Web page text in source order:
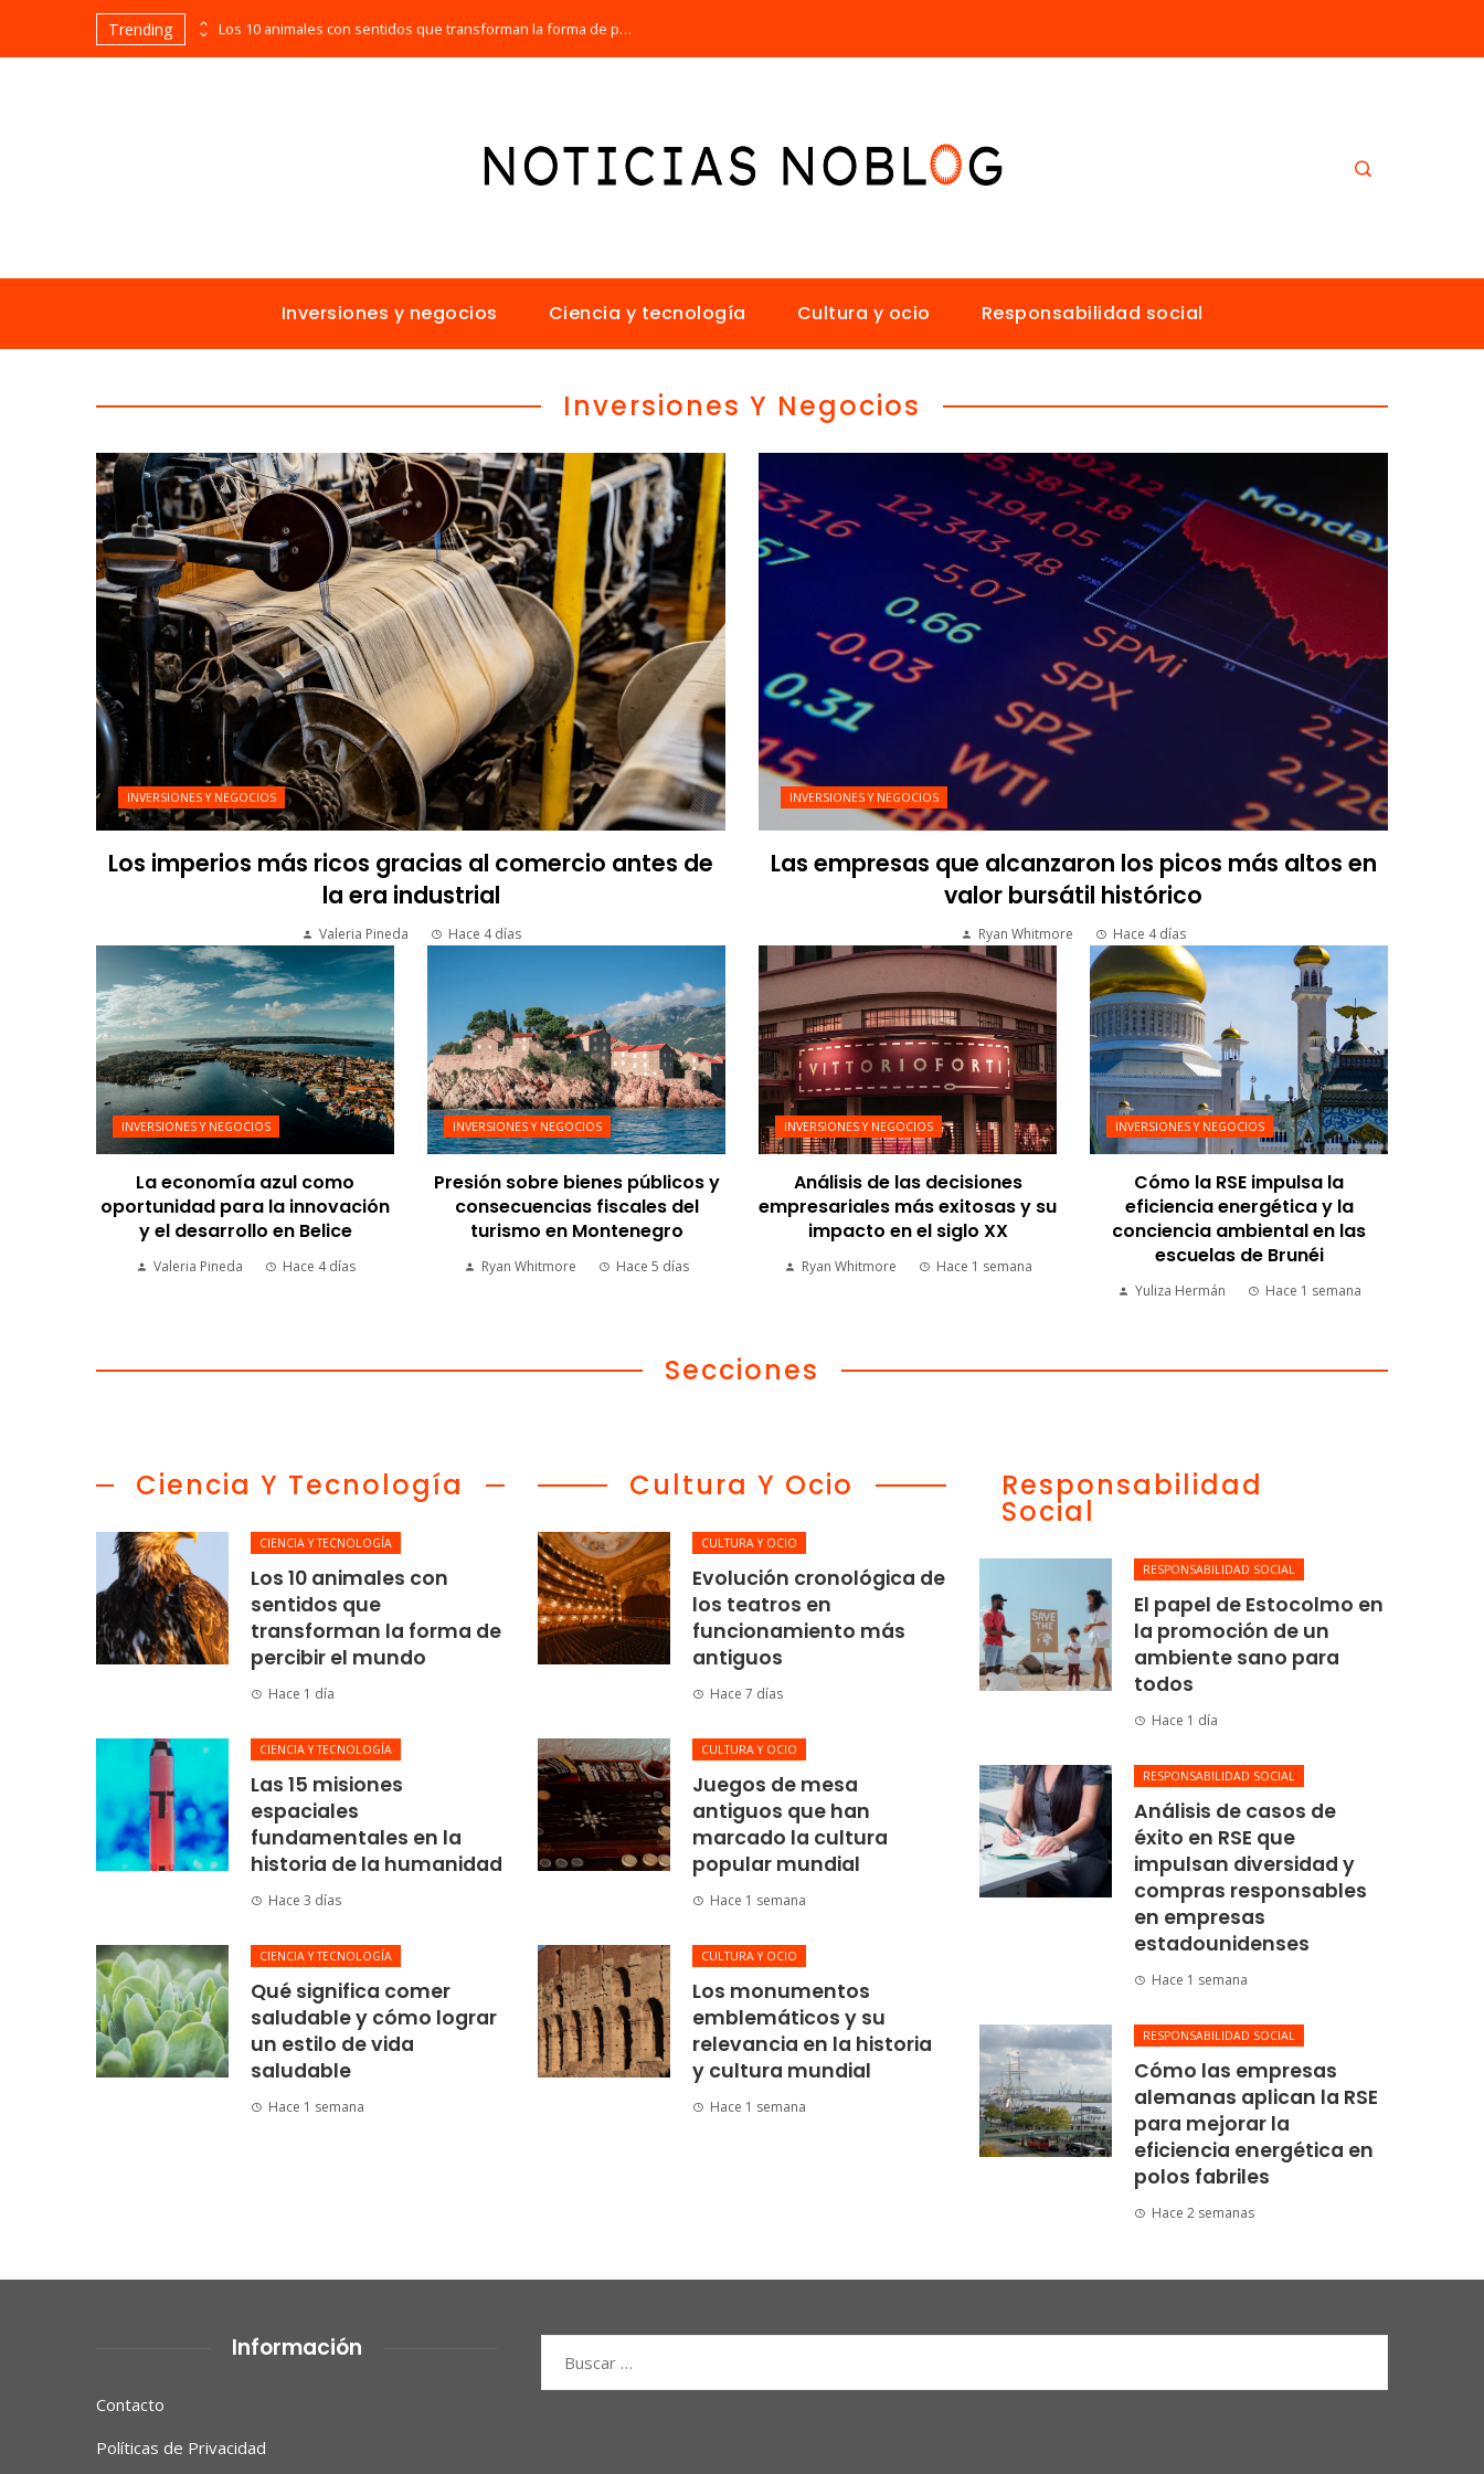
Trending Las empresas que alcanzaron los picos más altos en valor bursátil histórico Los 10 animales con sentidos que transforman la forma de percibir el mundo
Inversiones y negocios Ciencia y tecnología Cultura y ocio Responsabilidad social
Inversiones Y Negocios
INVERSIONES Y NEGOCIOS
Los imperios más ricos gracias al comercio antes de
la era industrial
Valeria Pineda Hace 4 días
INVERSIONES Y NEGOCIOS
Las empresas que alcanzaron los picos más altos en
valor bursátil histórico
Ryan Whitmore Hace 4 días
INVERSIONES Y NEGOCIOS
La economía azul como
oportunidad para la innovación
y el desarrollo en Belice
Valeria Pineda Hace 4 días
INVERSIONES Y NEGOCIOS
Presión sobre bienes públicos y
consecuencias fiscales del
turismo en Montenegro
Ryan Whitmore Hace 5 días
INVERSIONES Y NEGOCIOS
Análisis de las decisiones
empresariales más exitosas y su
impacto en el siglo XX
Ryan Whitmore Hace 1 semana
INVERSIONES Y NEGOCIOS
Cómo la RSE impulsa la
eficiencia energética y la
conciencia ambiental en las
escuelas de Brunéi
Yuliza Hermán Hace 1 semana
Secciones
Ciencia Y Tecnología
CIENCIA Y TECNOLOGÍA
Los 10 animales con
sentidos que
transforman la forma de
percibir el mundo
Hace 1 día
CIENCIA Y TECNOLOGÍA
Las 15 misiones
espaciales
fundamentales en la
historia de la humanidad
Hace 3 días
CIENCIA Y TECNOLOGÍA
Qué significa comer
saludable y cómo lograr
un estilo de vida
saludable
Hace 1 semana
Cultura Y Ocio
CULTURA Y OCIO
Evolución cronológica de
los teatros en
funcionamiento más
antiguos
Hace 7 días
CULTURA Y OCIO
Juegos de mesa
antiguos que han
marcado la cultura
popular mundial
Hace 1 semana
CULTURA Y OCIO
Los monumentos
emblemáticos y su
relevancia en la historia
y cultura mundial
Hace 1 semana
Responsabilidad
Social
RESPONSABILIDAD SOCIAL
El papel de Estocolmo en
la promoción de un
ambiente sano para
todos
Hace 1 día
RESPONSABILIDAD SOCIAL
Análisis de casos de
éxito en RSE que
impulsan diversidad y
compras responsables
en empresas
estadounidenses
Hace 1 semana
RESPONSABILIDAD SOCIAL
Cómo las empresas
alemanas aplican la RSE
para mejorar la
eficiencia energética en
polos fabriles
Hace 2 semanas
Información
Contacto
Políticas de Privacidad